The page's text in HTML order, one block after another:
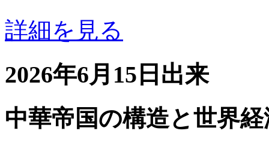
詳細を見る
2026年6月15日出来
中華帝国の構造と世界